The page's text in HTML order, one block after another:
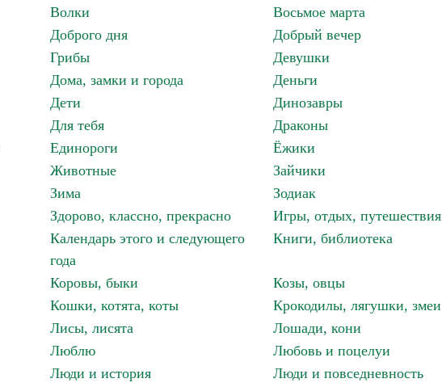
Волки
Восьмое марта
Доброго дня
Добрый вечер
Грибы
Девушки
Дома, замки и города
Деньги
Дети
Динозавры
Для тебя
Драконы
Единороги
Ёжики
Животные
Зайчики
Зима
Зодиак
Здорово, классно, прекрасно
Игры, отдых, путешествия
Календарь этого и следующего
года
Книги, библиотека
Коровы, быки
Козы, овцы
Кошки, котята, коты
Крокодилы, лягушки, змеи
Лисы, лисята
Лошади, кони
Люблю
Любовь и поцелуи
Люди и история
Люди и повседневность